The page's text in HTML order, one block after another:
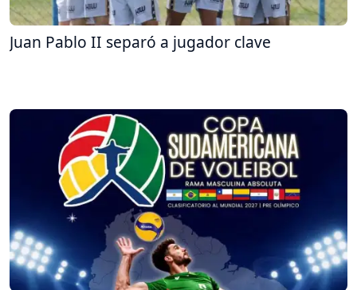
Juan Pablo II separó a jugador clave